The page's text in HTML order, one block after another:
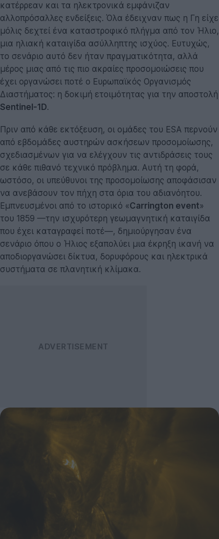
κατέρρεαν και τα ηλεκτρονικά εμφάνιζαν
αλλοπρόσαλλες ενδείξεις. Όλα έδειχναν πως η Γη είχε
μόλις δεχτεί ένα καταστροφικό πλήγμα από τον Ήλιο,
μια ηλιακή καταιγίδα ασύλληπτης ισχύος. Ευτυχώς,
το σενάριο αυτό δεν ήταν πραγματικότητα, αλλά
μέρος μιας από τις πιο ακραίες προσομοιώσεις που
έχει οργανώσει ποτέ ο Ευρωπαϊκός Οργανισμός
Διαστήματος: η δοκιμή ετοιμότητας για την αποστολή
Sentinel-1D.
Πριν από κάθε εκτόξευση, οι ομάδες του ESA περνούν
από εβδομάδες αυστηρών ασκήσεων προσομοίωσης,
σχεδιασμένων για να ελέγχουν τις αντιδράσεις τους
σε κάθε πιθανό τεχνικό πρόβλημα. Αυτή τη φορά,
ωστόσο, οι υπεύθυνοι της προσομοίωσης αποφάσισαν
να ανεβάσουν τον πήχη στα όρια του αδιανόητου.
Εμπνευσμένοι από το ιστορικό «Carrington event»
του 1859 —την ισχυρότερη γεωμαγνητική καταιγίδα
που έχει καταγραφεί ποτέ—, δημιούργησαν ένα
σενάριο όπου ο Ήλιος εξαπολύει μια έκρηξη ικανή να
αποδιοργανώσει δίκτυα, δορυφόρους και ηλεκτρικά
συστήματα σε πλανητική κλίμακα.